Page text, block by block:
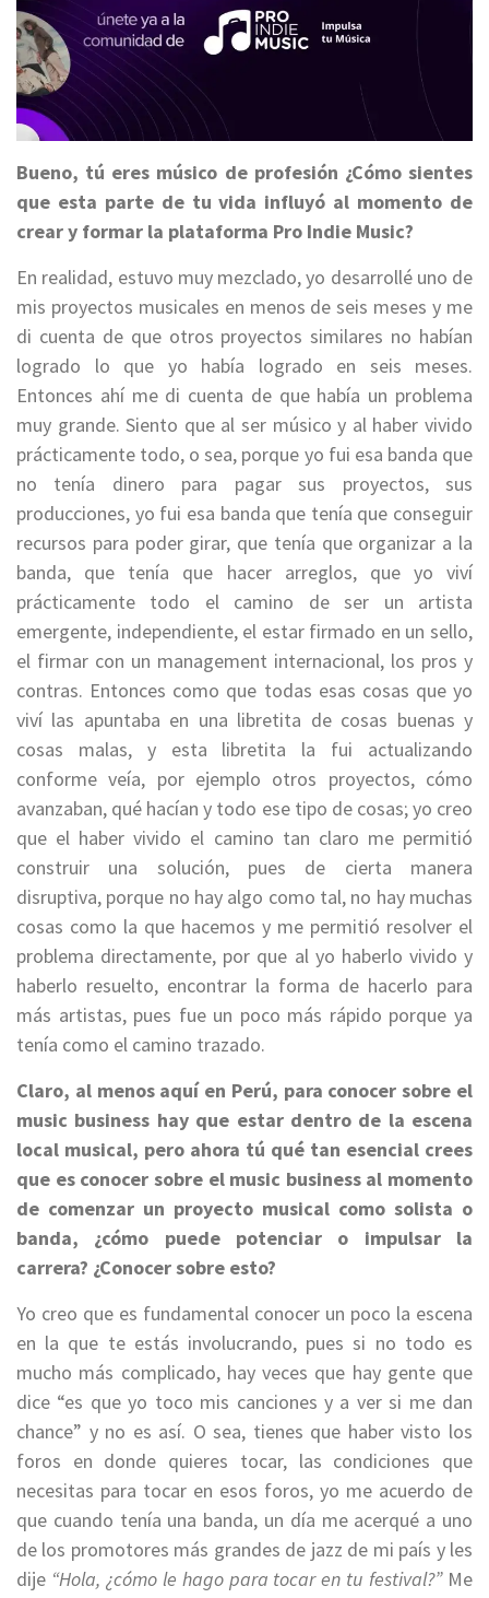
Bueno, tú eres músico de profesión ¿Cómo sientes
que esta parte de tu vida influyó al momento de
crear y formar la plataforma Pro Indie Music?
En realidad, estuvo muy mezclado, yo desarrollé uno de
mis proyectos musicales en menos de seis meses y me
di cuenta de que otros proyectos similares no habían
logrado lo que yo había logrado en seis meses.
Entonces ahí me di cuenta de que había un problema
muy grande. Siento que al ser músico y al haber vivido
prácticamente todo, o sea, porque yo fui esa banda que
no tenía dinero para pagar sus proyectos, sus
producciones, yo fui esa banda que tenía que conseguir
recursos para poder girar, que tenía que organizar a la
banda, que tenía que hacer arreglos, que yo viví
prácticamente todo el camino de ser un artista
emergente, independiente, el estar firmado en un sello,
el firmar con un management internacional, los pros y
contras. Entonces como que todas esas cosas que yo
viví las apuntaba en una libretita de cosas buenas y
cosas malas, y esta libretita la fui actualizando
conforme veía, por ejemplo otros proyectos, cómo
avanzaban, qué hacían y todo ese tipo de cosas; yo creo
que el haber vivido el camino tan claro me permitió
construir una solución, pues de cierta manera
disruptiva, porque no hay algo como tal, no hay muchas
cosas como la que hacemos y me permitió resolver el
problema directamente, por que al yo haberlo vivido y
haberlo resuelto, encontrar la forma de hacerlo para
más artistas, pues fue un poco más rápido porque ya
tenía como el camino trazado.
Claro, al menos aquí en Perú, para conocer sobre el
music business hay que estar dentro de la escena
local musical, pero ahora tú qué tan esencial crees
que es conocer sobre el music business al momento
de comenzar un proyecto musical como solista o
banda, ¿cómo puede potenciar o impulsar la
carrera? ¿Conocer sobre esto?
Yo creo que es fundamental conocer un poco la escena
en la que te estás involucrando, pues si no todo es
mucho más complicado, hay veces que hay gente que
dice “es que yo toco mis canciones y a ver si me dan
chance” y no es así. O sea, tienes que haber visto los
foros en donde quieres tocar, las condiciones que
necesitas para tocar en esos foros, yo me acuerdo de
que cuando tenía una banda, un día me acerqué a uno
de los promotores más grandes de jazz de mi país y les
dije “Hola, ¿cómo le hago para tocar en tu festival?”Me